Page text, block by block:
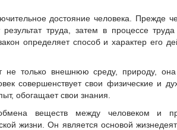
достояние человека. Прежде
труда, затем в процессе
определяет способ и характер его
не только внешнюю среду, природу,
совершенствует свои физические и
обогащает свои знания.
веществ между человеком и
жизни. Он является основой